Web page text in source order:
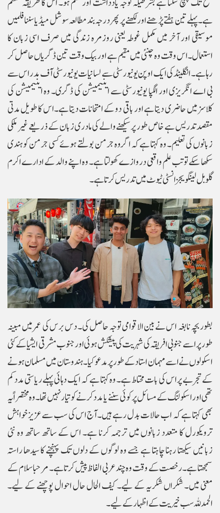
ہے۔ پہلے تین ہفتے پڑھنے اور لکھنے پر پھر درجہ بند مطالعہ سوشل میڈیا سننا فلمیں
موسیقی اور آخر میں مکمل غوطہ یعنی روزمرہ زندگی میں صرف اسی زبان کا
استعمال۔اس وقت وہ چنئی میں مقیم ہے اور بیک وقت تین ڈگریاں حاصل کر
رہا ہے۔ انگلینڈ کی ایک اوپن یونیورسٹی سے لسانیات یونیورسٹی آف مدراس سے
بی اے انگریزی اور الگپا یونیورسٹی سے اینیمیشن کی ڈگری۔ وہ اینیمیشن کی
کلاسز میں حاضری دیتا ہے اور باقی دو کے امتحانات دیتا ہے۔اس کا طویل مدتی
مقصد تدریس ہے خاص طور پر سیکھنے والے کی مادری زبان کے ذریعے غیر ملکی
زبانوں کی تعلیم۔ وہ کہتا ہے کہ اگر وہ جرمن بولتے ہوئے کسی جرمن کو ہندی
سکھا سکے تو تب علم واقعی دروازے کھولتا ہے۔ وہ اپنے والد کے ادارے اکرم
گلوبل لینگویجز انسٹی ٹیوٹ میں تدریس کرتا ہے۔
بطور بچہ نابغہ اس نے بین الاقوامی توجہ حاصل کی۔ دس برس کی عمر میں مبینہ
طور پر اسے جنوبی افریقہ کی شہریت کی پیشکش ہوئی اور جنوب مشرقی ایشیا کے کئی
اسکولوں نے اسے مہمان استاد کے طور پر مدعو کیا۔ہندوستان میں مسلمان ہونے
کے تجربے پر اس کی بات محتاط ہے۔ وہ کہتا ہے کہ ایک دہائی پہلے ریاستی مدد کم
تھی اور اسکولنگ کے مسائل پر کوئی سننے یا مدد کرنے کو تیار نہیں تھا۔ وہ مختصراً یہ
بھی کہتا ہے کہ اب حالات بدل رہے ہیں۔آج اس کی سب سے عزیز خواہش
ترویکورل کا متعدد زبانوں میں ترجمہ کرنا ہے۔ اس کے ساتھ ساتھ وہ نئی
زبانیں سیکھتا رہنا چاہتا ہے جسے وہ لوگوں کے دلوں تک پہنچنے کا سیدھا راستہ
سمجھتا ہے۔رخصت کے وقت وہ چند عربی الفاظ پیش کرتا ہے۔ مرحبا سلام کے
معنی میں۔ شکراں شکریہ کے لیے۔ کیف الحال حال احوال پوچھنے کے لیے۔
الحمدللہ سب خیریت کے اظہار کے لیے۔